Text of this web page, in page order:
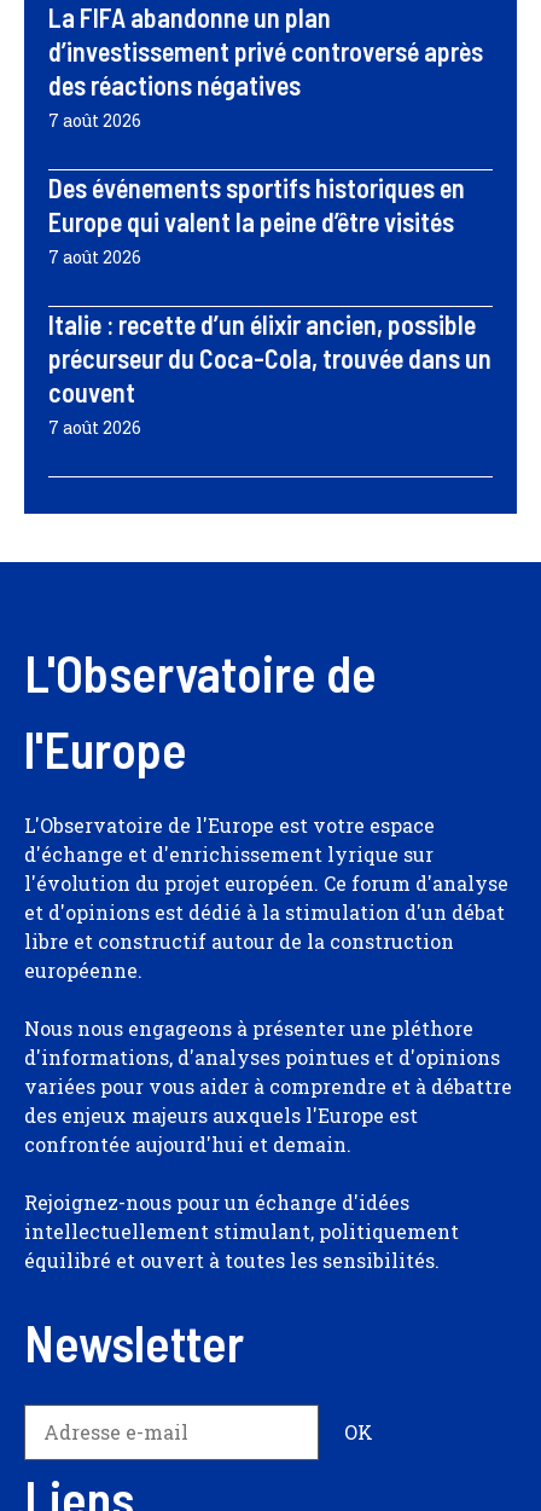
La FIFA abandonne un plan
d’investissement privé controversé après
des réactions négatives
7 août 2026
Des événements sportifs historiques en
Europe qui valent la peine d’être visités
7 août 2026
Italie : recette d’un élixir ancien, possible
précurseur du Coca-Cola, trouvée dans un
couvent
7 août 2026
L'Observatoire de
l'Europe
L'Observatoire de l'Europe est votre espace
d'échange et d'enrichissement lyrique sur
l'évolution du projet européen. Ce forum d'analyse
et d'opinions est dédié à la stimulation d'un débat
libre et constructif autour de la construction
européenne.
Nous nous engageons à présenter une pléthore
d'informations, d'analyses pointues et d'opinions
variées pour vous aider à comprendre et à débattre
des enjeux majeurs auxquels l'Europe est
confrontée aujourd'hui et demain.
Rejoignez-nous pour un échange d'idées
intellectuellement stimulant, politiquement
équilibré et ouvert à toutes les sensibilités.
Newsletter
Liens